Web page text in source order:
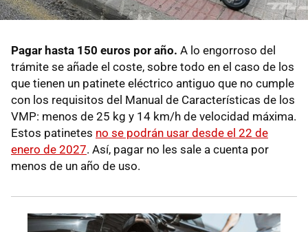
Pagar hasta 150 euros por año. A lo engorroso del
trámite se añade el coste, sobre todo en el caso de los
que tienen un patinete eléctrico antiguo que no cumple
con los requisitos del Manual de Características de los
VMP: menos de 25 kg y 14 km/h de velocidad máxima.
Estos patinetes no se podrán usar desde el 22 de
enero de 2027. Así, pagar no les sale a cuenta por
menos de un año de uso.